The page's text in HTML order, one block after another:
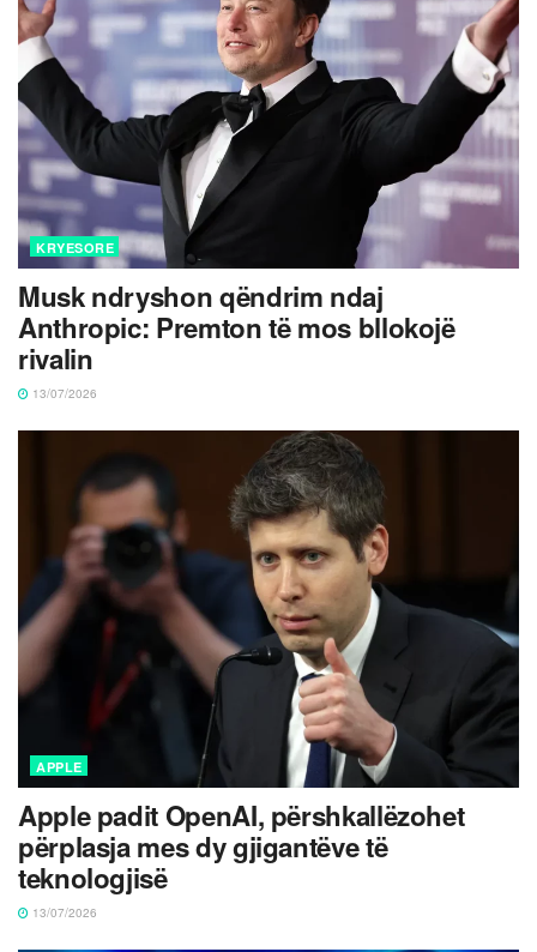
KRYESORE
Musk ndryshon qëndrim ndaj
Anthropic: Premton të mos bllokojë
rivalin
13/07/2026
APPLE
Apple padit OpenAI, përshkallëzohet
përplasja mes dy gjigantëve të
teknologjisë
13/07/2026